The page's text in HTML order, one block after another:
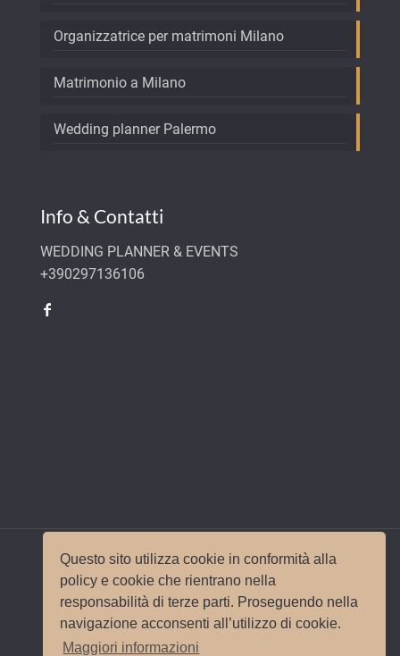
Questo sito utilizza cookie in conformità alla
policy e cookie che rientrano nella
responsabilità di terze parti. Proseguendo nella
navigazione acconsenti all’utilizzo di cookie.
Maggiori informazioni
Organizzatrice per matrimoni Milano
Matrimonio a Milano
Wedding planner Palermo
Info & Contatti
WEDDING PLANNER & EVENTS
+390297136106
© 2017 Wedding Planner Milano Italy |Mappa del
sito|Privacy e Cookie PolicySito e